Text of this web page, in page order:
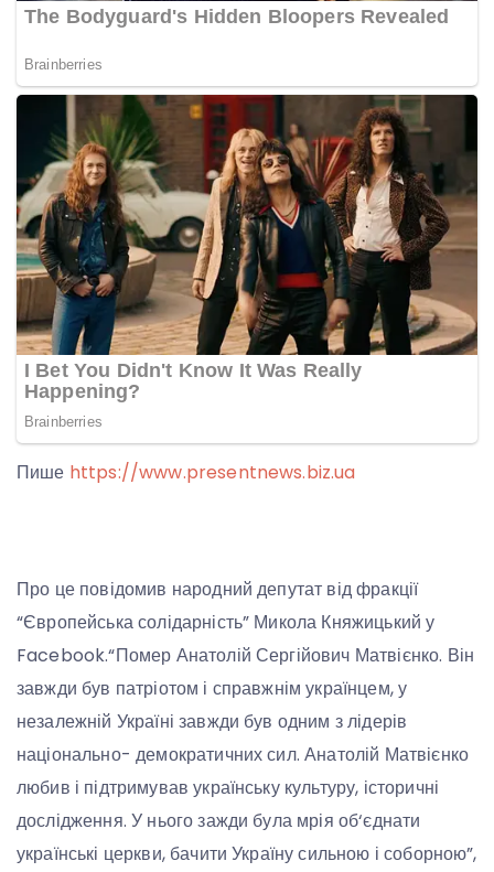
Пише https://www.presentnews.biz.ua
Про це повідомив народний депутат від фракції
“Європейська солідарність” Микола Княжицький у
Facebook.“Помер Анатолій Сергійович Матвієнко. Він
завжди був патріотом і справжнім українцем, у
незалежній Україні завжди був одним з лідерів
національно- демократичних сил. Анатолій Матвієнко
любив і підтримував українську культуру, історичні
дослідження. У нього зажди була мрія об‘єднати
українські церкви, бачити Україну сильною і соборною”,